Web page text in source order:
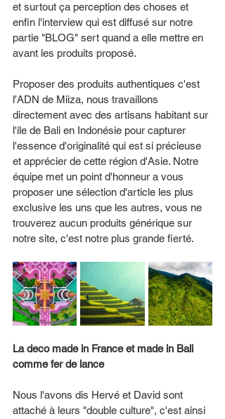
et surtout ça perception des choses et
enfin l'interview qui est diffusé sur notre
partie "BLOG" sert quand a elle mettre en
avant les produits proposé.
Proposer des produits authentiques c'est
l'ADN de Miiza, nous travaillons
directement avec des artisans habitant sur
l'ile de Bali en Indonésie pour capturer
l'essence d'originalité qui est si précieuse
et apprécier de cette région d'Asie. Notre
équipe met un point d'honneur a vous
proposer une sélection d'article les plus
exclusive les uns que les autres, vous ne
trouverez aucun produits générique sur
notre site, c'est notre plus grande fierté.
La deco made in France et made in Bali
comme fer de lance
Nous l'avons dis Hervé et David sont
attaché à leurs "double culture", c'est ainsi